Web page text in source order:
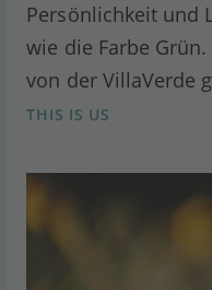
Persönlichkeit und
wie die Farbe
von der VillaVerde
THIS IS US